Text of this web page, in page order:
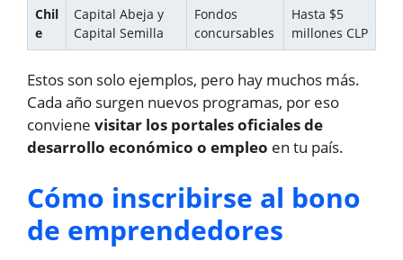
Chil
e
Capital Abeja y
Capital Semilla
Fondos
concursables
Hasta $5
millones CLP
Estos son solo ejemplos, pero hay muchos más.
Cada año surgen nuevos programas, por eso
conviene visitar los portales oficiales de
desarrollo económico o empleo en tu país.
Cómo inscribirse al bono
de emprendedores